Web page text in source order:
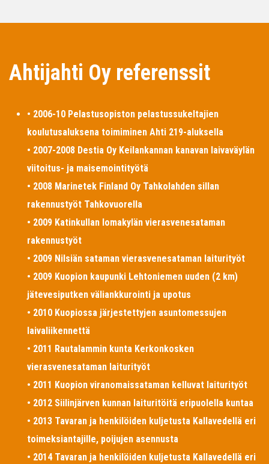
Ahtijahti Oy referenssit
• 2006-10 Pelastusopiston pelastussukeltajien
koulutusaluksena toimiminen Ahti 219-aluksella
• 2007-2008 Destia Oy Keilankannan kanavan laivaväylän
viitoitus- ja maisemointityötä
• 2008 Marinetek Finland Oy Tahkolahden sillan
rakennustyöt Tahkovuorella
• 2009 Katinkullan lomakylän vierasvenesataman
rakennustyöt
• 2009 Nilsiän sataman vierasvenesataman laiturityöt
• 2009 Kuopion kaupunki Lehtoniemen uuden (2 km)
jätevesiputken väliankkurointi ja upotus
• 2010 Kuopiossa järjestettyjen asuntomessujen
laivaliikennettä
• 2011 Rautalammin kunta Kerkonkosken
vierasvenesataman laiturityöt
• 2011 Kuopion viranomaissataman kelluvat laiturityöt
• 2012 Siilinjärven kunnan laituritöitä eripuolella kuntaa
• 2013 Tavaran ja henkilöiden kuljetusta Kallavedellä eri
toimeksiantajille, poijujen asennusta
• 2014 Tavaran ja henkilöiden kuljetusta Kallavedellä eri